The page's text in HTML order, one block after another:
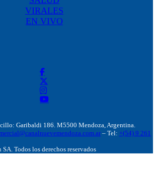
VIRALES
EN VIVO
Garibaldi 186. M5500 Mendoza, Argentina.
– Tel: +(54) 9 261
Todos los derechos reservados